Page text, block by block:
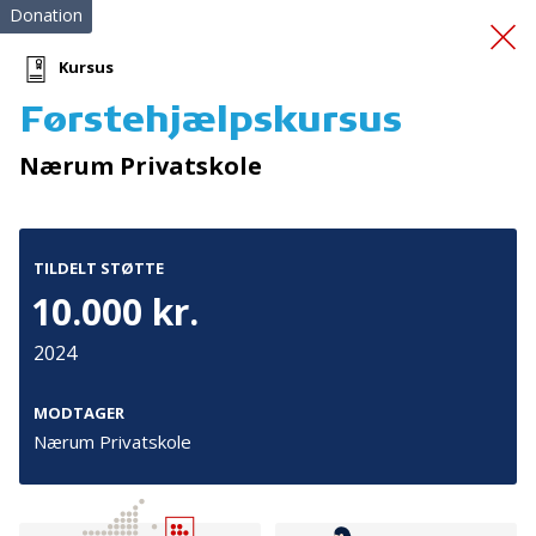
indkøb af redningsveste
Donation
Kursus
Førstehjælpskursus
Nærum Privatskole
TILDELT STØTTE
10.000 kr.
2024
MODTAGER
Nærum Privatskole
Tilmeld nyhedsbrev
De seneste nyheder om TrygFondens og TryghedsGruppens
aktiviteter direkte i din indbakke.
Tilmeld